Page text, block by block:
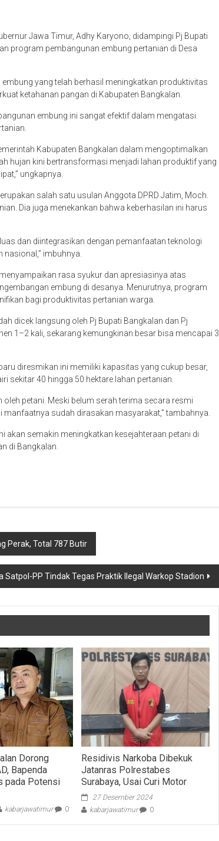
Jawa Timur, Adhy Karyono, didampingi Pj Bupati
program pembangunan embung pertanian di Desa
yang telah berhasil meningkatkan produktivitas
ketahanan pangan di Kabupaten Bangkalan.
embung ini sangat efektif dalam mengatasi
Kabupaten Bangkalan dalam mengoptimalkan
hujan kini bertransformasi menjadi lahan produktif yang
ungkapnya.
salah satu usulan Anggota DPRD Jatim, Moch.
Dia juga menekankan bahwa keberhasilan ini harus
dan diintegrasikan dengan pemanfaatan teknologi
nasional,” imbuhnya.
rasa syukur dan apresiasinya atas
embung di desanya. Menurutnya, program
bagi produktivitas pertanian warga.
dicek langsung oleh Pj Bupati Bangkalan dan Pj
1–2 kali, sekarang kemungkinan besar bisa mencapai 3
diresmikan ini memiliki kapasitas yang cukup besar,
sekitar 40 hingga 50 hektare lahan pertanian.
petani. Meski belum serah terima secara resmi
sudah dirasakan masyarakat,” tambahnya.
akan semakin meningkatkan kesejahteraan petani di
di Bangkalan.
Perak, Total 787 Butir
Satpol-PP Tindak Tegas Praktik Ilegal Warkop Stadion
Dorong
Bapenda
pada Potensi
kabarjawatimur 0
Residivis Narkoba Dibekuk
Jatanras Polrestabes
Surabaya, Usai Curi Motor
27 Desember 2024
kabarjawatimur
0